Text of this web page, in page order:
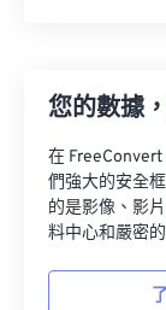
您的數據
在
們強大的安全
的是影像、影
料中心和嚴密